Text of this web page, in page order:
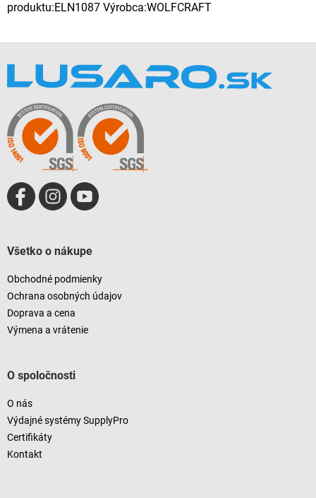
produktu:ELN1087 Výrobca:WOLFCRAFT
Všetko o nákupe
Obchodné podmienky
Ochrana osobných údajov
Doprava a cena
Výmena a vrátenie
O spoločnosti
O nás
Výdajné systémy SupplyPro
Certifikáty
Kontakt